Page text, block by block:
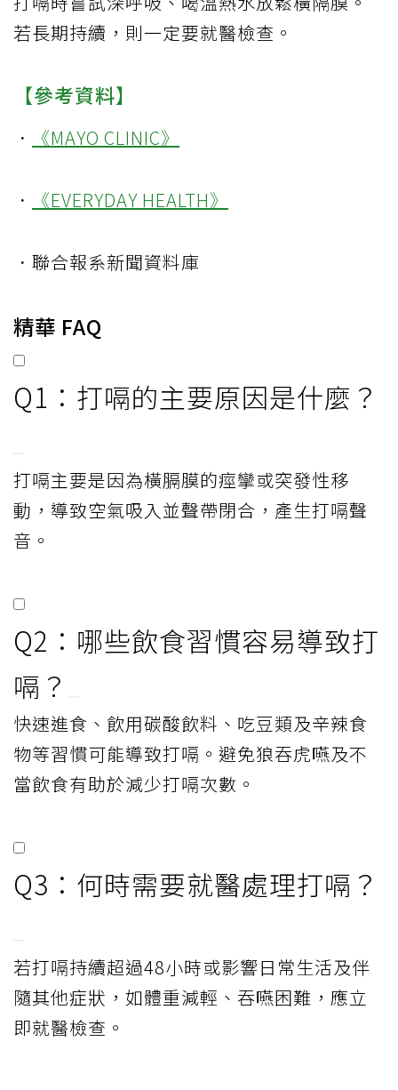
若長期持續，則一定要就醫檢查。
【參考資料】
． 《MAYO CLINIC》
． 《EVERYDAY HEALTH》
．聯合報系新聞資料庫
精華 FAQ
Q1：打嗝的主要原因是什麼？
打嗝主要是因為橫膈膜的痙攣或突發性移
動，導致空氣吸入並聲帶閉合，產生打嗝聲
音。
Q2：哪些飲食習慣容易導致打
嗝？
快速進食、飲用碳酸飲料、吃豆類及辛辣食
物等習慣可能導致打嗝。避免狼吞虎嚥及不
當飲食有助於減少打嗝次數。
Q3：何時需要就醫處理打嗝？
若打嗝持續超過48小時或影響日常生活及伴
隨其他症狀，如體重減輕、吞嚥困難，應立
即就醫檢查。